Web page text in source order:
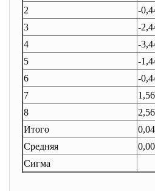
2
-
3
-
4
-
5
-
6
-
7
1,56
8
2,56
Итого
0,04
Средняя
Сигма